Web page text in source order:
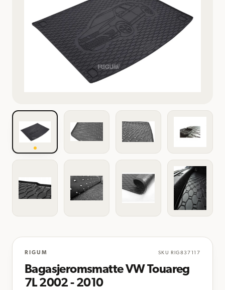
RIGUM SKU RIG837117
Bagasjeromsmatte VW Touareg
7L 2002 - 2010